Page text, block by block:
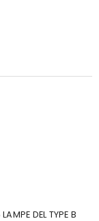
DEL TYPE B